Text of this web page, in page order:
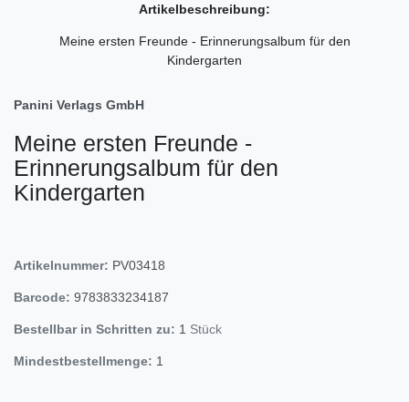
Artikelbeschreibung:
Meine ersten Freunde - Erinnerungsalbum für den
Kindergarten
Panini Verlags GmbH
Meine ersten Freunde -
Erinnerungsalbum für den
Kindergarten
Artikelnummer: PV03418
Barcode: 9783833234187
Bestellbar in Schritten zu: 1 Stück
Mindestbestellmenge: 1